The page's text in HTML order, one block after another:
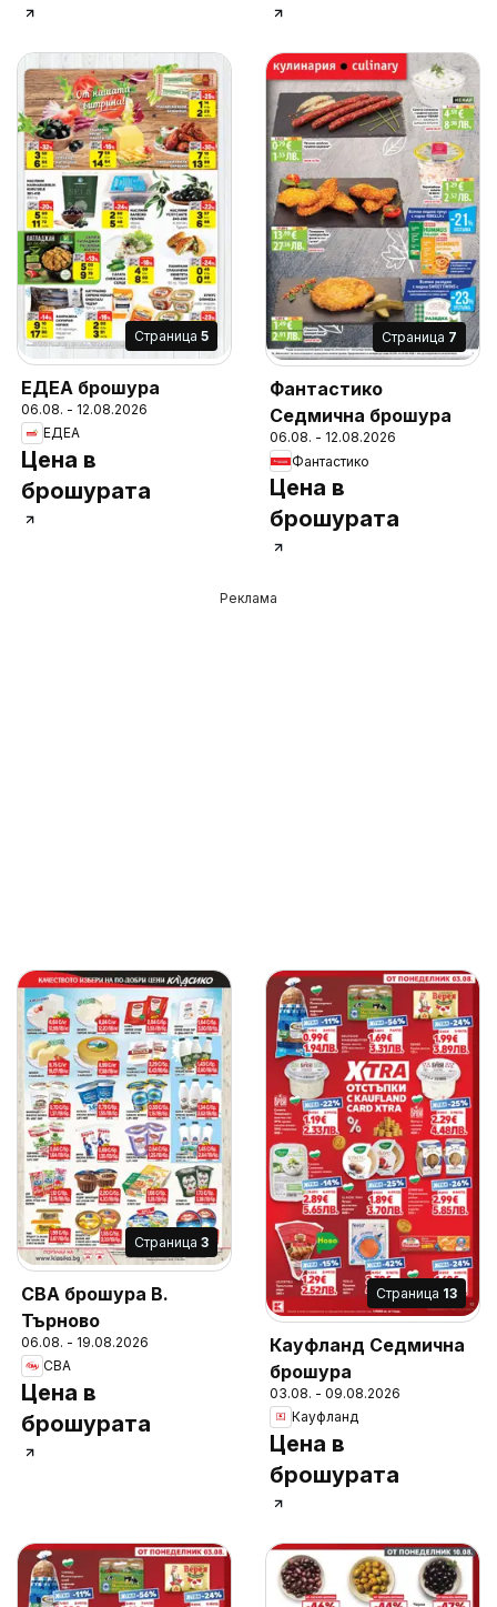
Cтраница 5
ЕДЕА брошура
06.08. - 12.08.2026
ЕДЕА
Цена в
брошурата
Cтраница 7
Фантастико
Седмична брошура
06.08. - 12.08.2026
Фантастико
Цена в
брошурата
Реклама
Cтраница 3
CBA брошура В.
Търново
06.08. - 19.08.2026
CBA
Цена в
брошурата
Cтраница 13
Кауфланд Седмична
брошура
03.08. - 09.08.2026
Кауфланд
Цена в
брошурата